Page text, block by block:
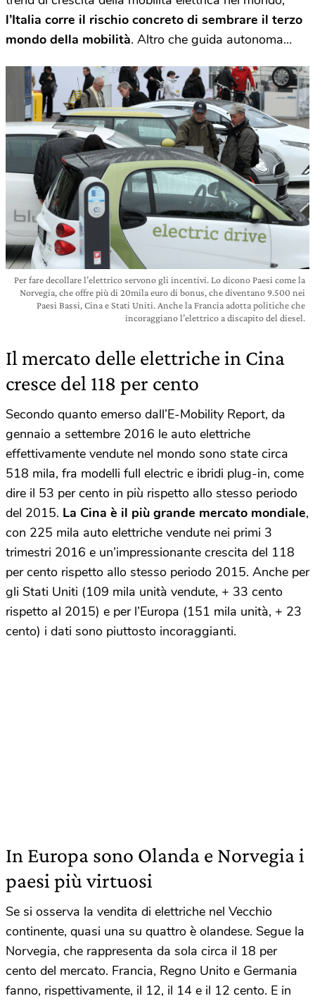
l’Italia corre il rischio concreto di sembrare il terzo
mondo della mobilità. Altro che guida autonoma…
Per fare decollare l’elettrico servono gli incentivi. Lo dicono Paesi come la
Norvegia, che offre più di 20mila euro di bonus, che diventano 9.500 nei
Paesi Bassi, Cina e Stati Uniti. Anche la Francia adotta politiche che
incoraggiano l’elettrico a discapito del diesel.
Il mercato delle elettriche in Cina
cresce del 118 per cento
Secondo quanto emerso dall’E-Mobility Report, da
gennaio a settembre 2016 le auto elettriche
effettivamente vendute nel mondo sono state circa
518 mila, fra modelli full electric e ibridi plug-in, come
dire il 53 per cento in più rispetto allo stesso periodo
del 2015. La Cina è il più grande mercato mondiale,
con 225 mila auto elettriche vendute nei primi 3
trimestri 2016 e un’impressionante crescita del 118
per cento rispetto allo stesso periodo 2015. Anche per
gli Stati Uniti (109 mila unità vendute, + 33 cento
rispetto al 2015) e per l’Europa (151 mila unità, + 23
cento) i dati sono piuttosto incoraggianti.
In Europa sono Olanda e Norvegia i
paesi più virtuosi
Se si osserva la vendita di elettriche nel Vecchio
continente, quasi una su quattro è olandese. Segue la
Norvegia, che rappresenta da sola circa il 18 per
cento del mercato. Francia, Regno Unito e Germania
fanno, rispettivamente, il 12, il 14 e il 12 cento. E in